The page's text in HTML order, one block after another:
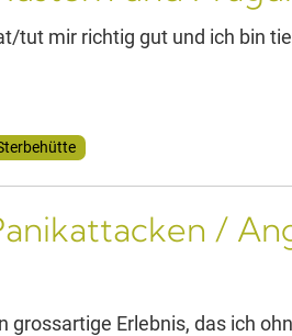
tut mir richtig gut und ich bin
/
grossartige Erlebnis, das ich